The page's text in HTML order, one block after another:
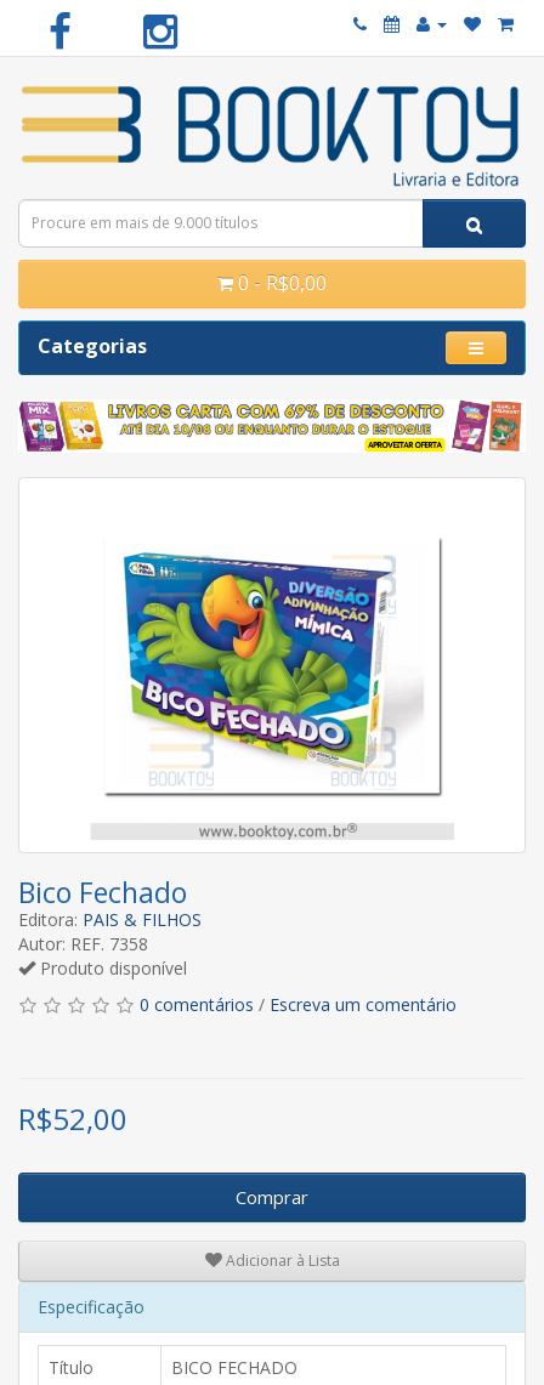
0 - R$0,00
Categorias
Bico Fechado
Editora: PAIS & FILHOS
Autor: REF. 7358
Produto disponível
0 comentários / Escreva um comentário
R$52,00
Comprar
Adicionar à Lista
Especificação
Título
BICO FECHADO